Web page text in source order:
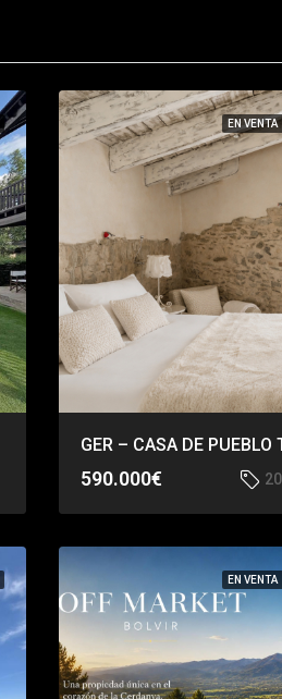
EN VENTA
590.000€
EN VENTA